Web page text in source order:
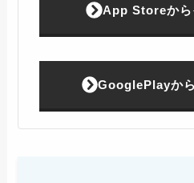
App Storeから
GooglePlayか